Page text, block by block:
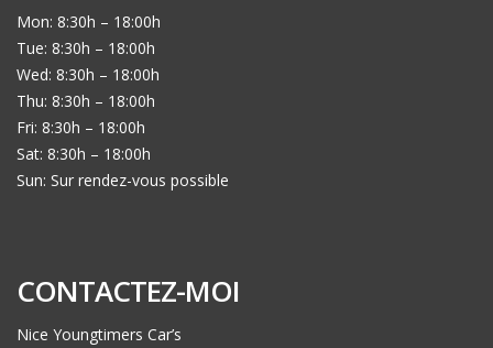
Mon: 8:30h – 18:00h
Tue: 8:30h – 18:00h
Wed: 8:30h – 18:00h
Thu: 8:30h – 18:00h
Fri: 8:30h – 18:00h
Sat: 8:30h – 18:00h
Sun: Sur rendez-vous possible
CONTACTEZ-MOI
Nice Youngtimers Car’s